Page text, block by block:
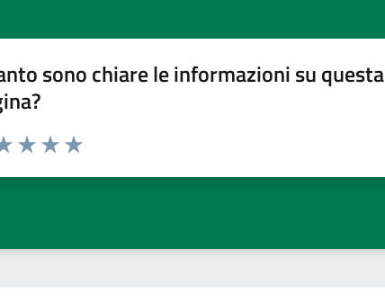
sono chiare le informazioni su questa
1 a 5 stelle la pagina